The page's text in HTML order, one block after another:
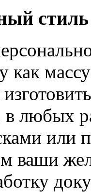
стиль
как
в любых
или
ваши